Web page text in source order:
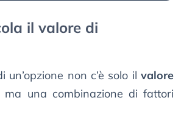
il valore di
un’opzione non c’è solo il valore
ma una combinazione di fattori